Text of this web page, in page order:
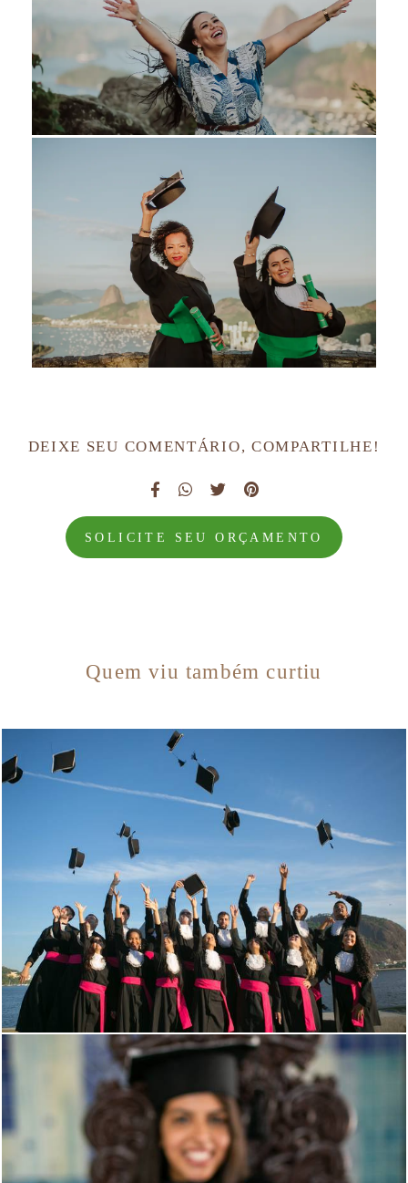
DEIXE SEU COMENTÁRIO, COMPARTILHE!
SOLICITE SEU ORÇAMENTO
Quem viu também curtiu
2736 0